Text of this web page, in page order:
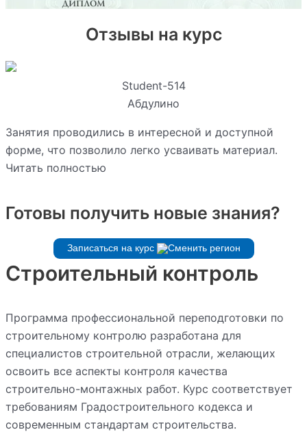
Отзывы на курс
Student-514
Абдулино
Занятия проводились в интересной и доступной
форме, что позволило легко усваивать материал.
Читать полностью
Готовы получить новые знания?
Записаться на курс
Строительный контроль
Программа профессиональной переподготовки по
строительному контролю разработана для
специалистов строительной отрасли, желающих
освоить все аспекты контроля качества
строительно-монтажных работ. Курс соответствует
требованиям Градостроительного кодекса и
современным стандартам строительства.